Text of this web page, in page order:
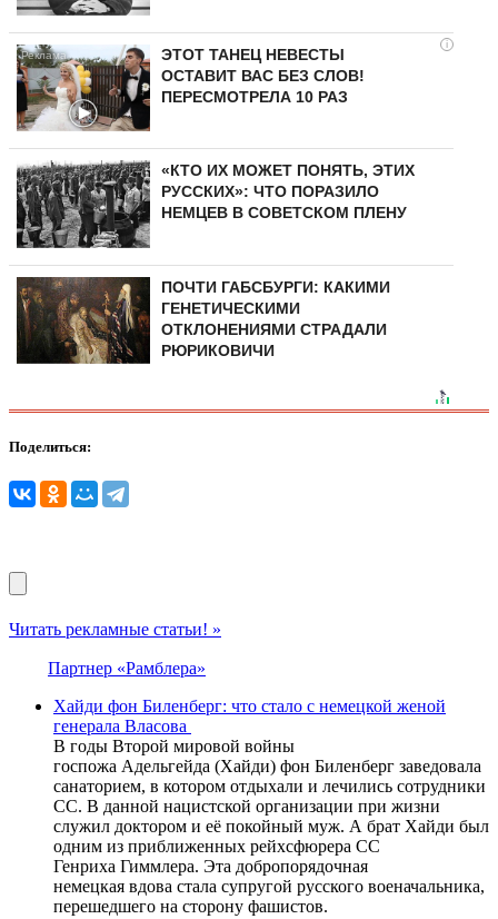
i
ЭТОТ ТАНЕЦ НЕВЕСТЫ
ОСТАВИТ ВАС БЕЗ СЛОВ!
ПЕРЕСМОТРЕЛА 10 РАЗ
«КТО ИХ МОЖЕТ ПОНЯТЬ, ЭТИХ
РУССКИХ»: ЧТО ПОРАЗИЛО
НЕМЦЕВ В СОВЕТСКОМ ПЛЕНУ
ПОЧТИ ГАБСБУРГИ: КАКИМИ
ГЕНЕТИЧЕСКИМИ
ОТКЛОНЕНИЯМИ СТРАДАЛИ
РЮРИКОВИЧИ
Поделиться:
Читать рекламные статьи! »
Партнер «Рамблера»
Хайди фон Биленберг: что стало с немецкой женой
генерала Власова
В годы Второй мировой войны
госпожа Адельгейда (Хайди) фон Биленберг заведовала
санаторием, в котором отдыхали и лечились сотрудники
СС. В данной нацистской организации при жизни
служил доктором и еë покойный муж. А брат Хайди был
одним из приближенных рейхсфюрера СС
Генриха Гиммлера. Эта добропорядочная
немецкая вдова стала супругой русского военачальника,
перешедшего на сторону фашистов.